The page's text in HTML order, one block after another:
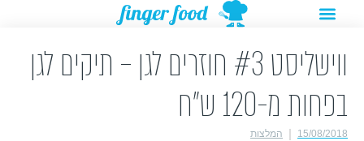
תפריט
ווישליסט #3 חוזרים לגן – תיקים לגן
בפחות מ-120 ש"ח
15/08/2018 המלצות